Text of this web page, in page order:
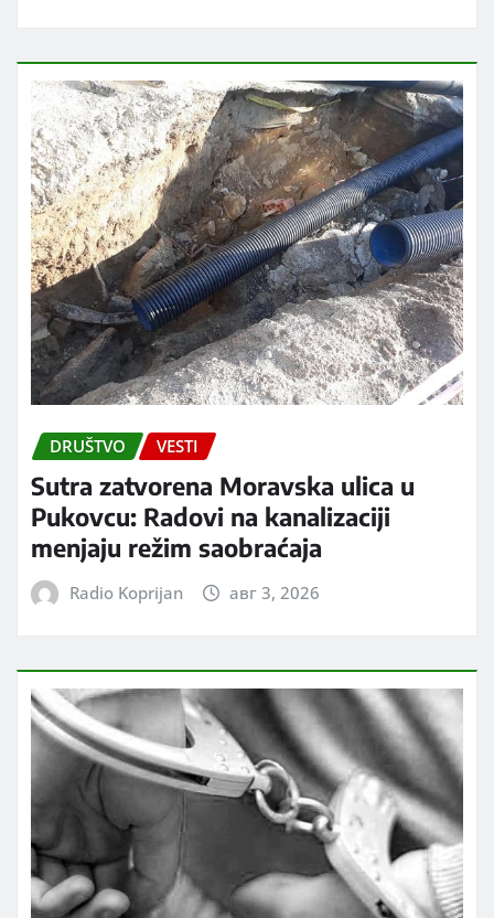
DRUŠTVO VESTI
Sutra zatvorena Moravska ulica u
Pukovcu: Radovi na kanalizaciji
menjaju režim saobraćaja
Radio Koprijan авг 3, 2026